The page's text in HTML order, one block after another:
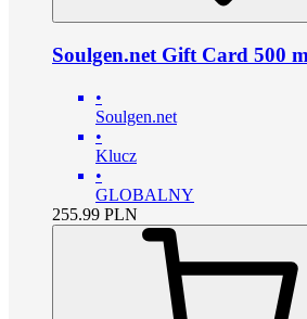
Soulgen.net Gift Card 500
•
Soulgen.net
•
Klucz
•
GLOBALNY
255.99 PLN